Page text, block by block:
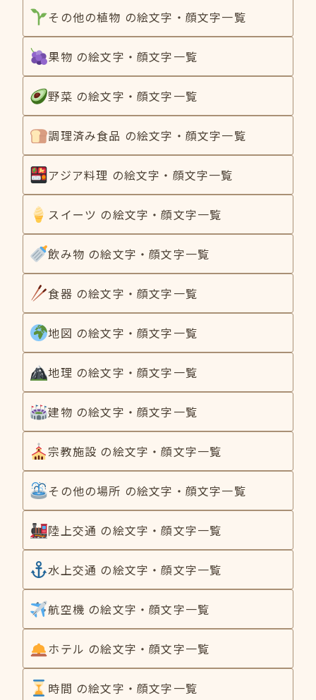
その他の植物 の絵文字・顔文字一覧
果物 の絵文字・顔文字一覧
野菜 の絵文字・顔文字一覧
調理済み食品 の絵文字・顔文字一覧
アジア料理 の絵文字・顔文字一覧
スイーツ の絵文字・顔文字一覧
飲み物 の絵文字・顔文字一覧
食器 の絵文字・顔文字一覧
地図 の絵文字・顔文字一覧
地理 の絵文字・顔文字一覧
建物 の絵文字・顔文字一覧
宗教施設 の絵文字・顔文字一覧
その他の場所 の絵文字・顔文字一覧
陸上交通 の絵文字・顔文字一覧
水上交通 の絵文字・顔文字一覧
航空機 の絵文字・顔文字一覧
ホテル の絵文字・顔文字一覧
時間 の絵文字・顔文字一覧